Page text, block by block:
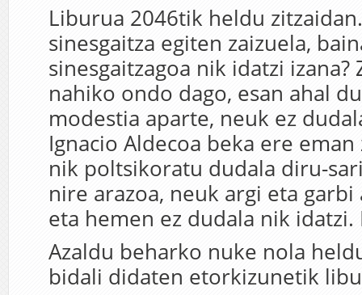
Liburua 2046tik heldu
sinesgaitza egiten zaizuela,
sinesgaitzagoa nik idatzi izana?
nahiko ondo dago, esan ahal
modestia aparte, neuk ez
Ignacio Aldecoa beka ere eman
nik poltsikoratu dudala diru-
nire arazoa, neuk argi eta
eta hemen ez dudala nik idatzi.
Azaldu beharko nuke nola
bidali didaten etorkizunetik